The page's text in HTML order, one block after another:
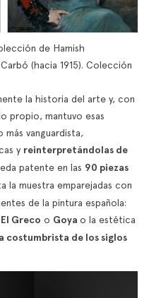
de Hamish
(hacia 1915). Colección
la historia del arte y, con
propio, mantuvo esas
más vanguardista,
y reinterpretándolas de
patente en las 90 piezas
la muestra emparejadas con
de la pintura española:
El Greco o Goya o la estética
costumbrista de los siglos